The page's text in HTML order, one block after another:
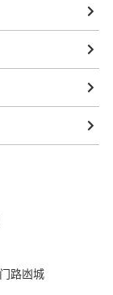
路凼城